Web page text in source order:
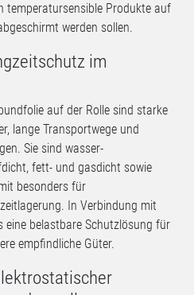
temperatursensible Produkte auf
werden sollen.
im
auf der Rolle sind starke
lange Transportwege und
Sie sind wasser-
fett- und gasdicht sowie
besonders für
In Verbindung mit
belastbare Schutzlösung für
empfindliche Güter.